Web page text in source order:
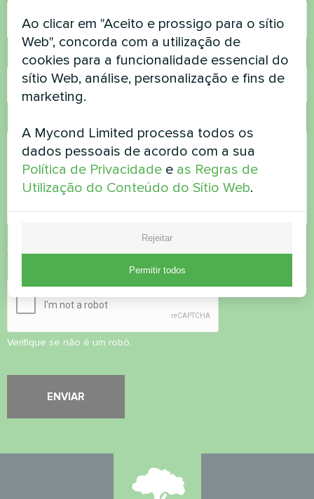
Correio eletrónico
a política de privacidade
Verifique se não é um robô.
Ao clicar em "Aceito e prossigo para o sítio
Web", concorda com a utilização de
cookies para a funcionalidade essencial do
sítio Web, análise, personalização e fins de
marketing.
A Mycond Limited processa todos os
dados pessoais de acordo com a sua
Política de Privacidade e as Regras de
Utilização do Conteúdo do Sítio Web.
Rejeitar
Permitir todos